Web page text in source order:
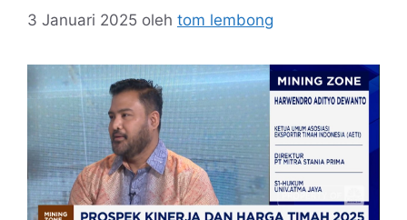
3 Januari 2025 oleh tom lembong